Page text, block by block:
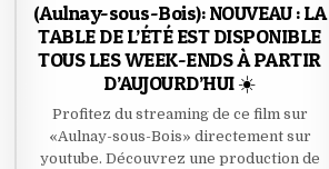
(Aulnay-sous-Bois): NOUVEAU : LA
TABLE DE L’ÉTÉ EST DISPONIBLE
TOUS LES WEEK-ENDS À PARTIR
D’AUJOURD’HUI ☀️
Profitez du streaming de ce film sur
«Aulnay-sous-Bois» directement sur
youtube. Découvrez une production de